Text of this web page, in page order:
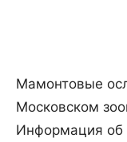
Мамонтовые
Московском
Информация об